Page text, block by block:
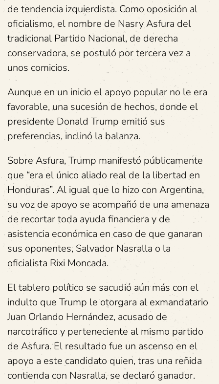
de tendencia izquierdista. Como oposición al
oficialismo, el nombre de Nasry Asfura del
tradicional Partido Nacional, de derecha
conservadora, se postuló por tercera vez a
unos comicios.
Aunque en un inicio el apoyo popular no le era
favorable, una sucesión de hechos, donde el
presidente Donald Trump emitió sus
preferencias, inclinó la balanza.
Sobre Asfura, Trump manifestó públicamente
que “era el único aliado real de la libertad en
Honduras”. Al igual que lo hizo con Argentina,
su voz de apoyo se acompañó de una amenaza
de recortar toda ayuda financiera y de
asistencia económica en caso de que ganaran
sus oponentes, Salvador Nasralla o la
oficialista Rixi Moncada.
El tablero político se sacudió aún más con el
indulto que Trump le otorgara al exmandatario
Juan Orlando Hernández, acusado de
narcotráfico y perteneciente al mismo partido
de Asfura. El resultado fue un ascenso en el
apoyo a este candidato quien, tras una reñida
contienda con Nasralla, se declaró ganador.